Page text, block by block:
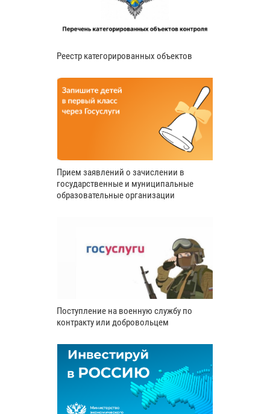
Реестр категорированных объектов
Прием заявлений о зачислении в
государственные и муниципальные
образовательные организации
Поступление на военную службу по
контракту или добровольцем